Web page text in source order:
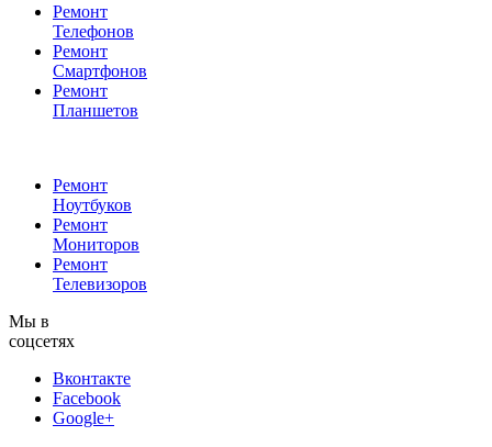
Ремонт
Телефонов
Ремонт
Смартфонов
Ремонт
Планшетов
Ремонт
Ноутбуков
Ремонт
Мониторов
Ремонт
Телевизоров
Мы в
соцсетях
Вконтакте
Facebook
Google+